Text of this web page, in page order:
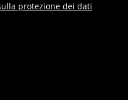
protezione dei dati